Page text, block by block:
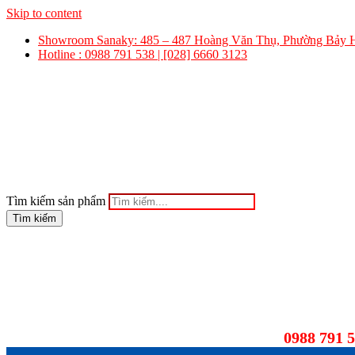
Skip to content
Showroom Sanaky: 485 – 487 Hoàng Văn Thụ, Phường Bảy
Hotline : 0988 791 538 | [028] 6660 3123
Tìm kiếm sản phẩm
Tìm kiếm
0988 791